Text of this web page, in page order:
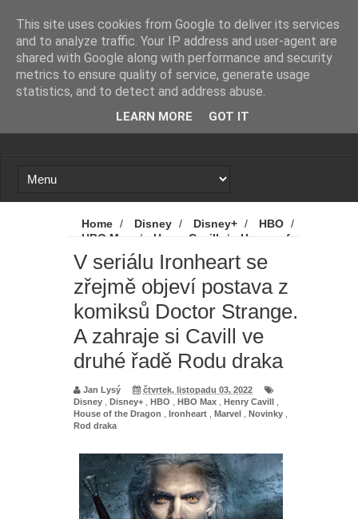
Loading...
Home / Disney / Disney+ / HBO /
HBO Max
/ Henry Cavill /
House of
the Dragon / Ironheart Marvel
Novinky / Rod draka /
V seriálu
Ironheart se zřejmě objeví postava z
komiksů Doctor Strange. A zahraje si Cavill
ve druhé řadě Rodu draka
V seriálu Ironheart se
zřejmě objeví postava z
komiksů Doctor Strange.
A zahraje si Cavill ve
druhé řadě Rodu draka
Jan Lysý
čtvrtek, listopadu 03, 2022
Disney
Disney+ HBO HBO Max Henry Cavill
House of the Dragon
Ironheart Marvel Novinky
Rod draka
This site uses cookies from Google to deliver its services
and to analyze traffic. Your IP address and user-agent are
shared with Google along with performance and security
metrics to ensure quality of service, generate usage
statistics, and to detect and address abuse.
LEARN MORE GOT IT